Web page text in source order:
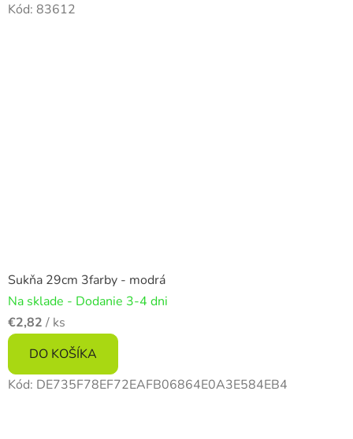
Kód: 83612
Sukňa 29cm 3farby - modrá
Na sklade - Dodanie 3-4 dni
€2,82 / ks
DO KOŠÍKA
Kód: DE735F78EF72EAFB06864E0A3E584EB4